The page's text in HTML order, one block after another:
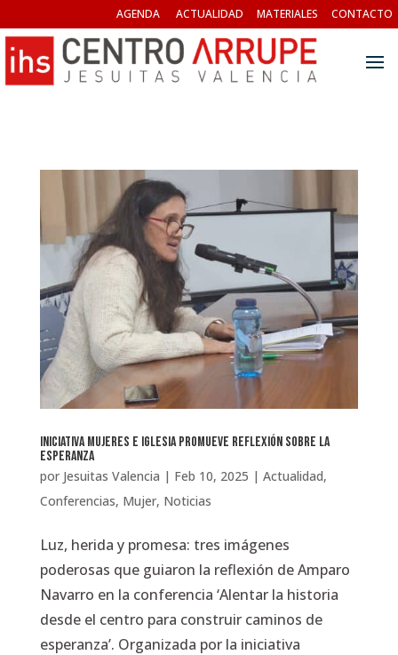
AGENDA ACTUALIDAD MATERIALES CONTACTO
Iniciativa Mujeres e Iglesia promueve reflexión sobre la
esperanza
por Jesuitas Valencia | Feb 10, 2025 | Actualidad,
Conferencias, Mujer, Noticias
Luz, herida y promesa: tres imágenes
poderosas que guiaron la reflexión de Amparo
Navarro en la conferencia ‘Alentar la historia
desde el centro para construir caminos de
esperanza’. Organizada por la iniciativa